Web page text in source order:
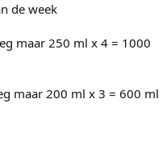
de week
maar 250 ml x 4 = 1000
maar 200 ml x 3 = 600 ml